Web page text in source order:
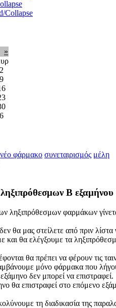
Collapse
»
2
9
6
νέο φάρμακο συνεταιρισμός μέλη
Β εξαμήνου
ληξιπρόθεσμων φαρμάκων
θα μας στείλετε από πριν
και θα ελέγξουμε τα
θα πρέπει να φέρουν τις
μόνο φάρμακα που
δεν μπορεί να επιστραφεί.
θα επιστραφεί στο επόμενο
τη διαδικασία της